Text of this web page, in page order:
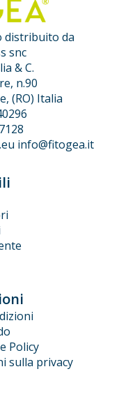
distribuito da
snc
& C.
n.90
(RO) Italia
info@fitogea.it
Policy
sulla privacy